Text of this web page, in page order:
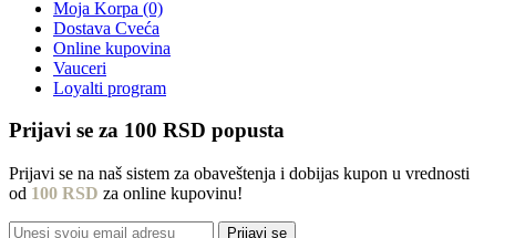
Moja Korpa (0)
Dostava Cveća
Online kupovina
Vauceri
Loyalti program
Prijavi se za 100 RSD popusta
Prijavi se na naš sistem za obaveštenja i dobijas kupon u vrednosti
od 100 RSD za online kupovinu!
Prijavi se